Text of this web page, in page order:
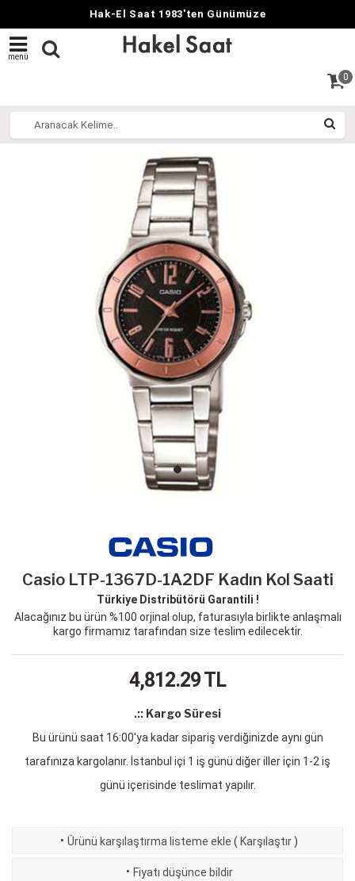
Hak-El Saat 1983'ten Günümüze
menü
0
Casio LTP-1367D-1A2DF Kadın Kol Saati
Türkiye Distribütörü Garantili !
Alacağınız bu ürün %100 orjinal olup, faturasıyla birlikte anlaşmalı
kargo firmamız tarafından size teslim edilecektir.
4,812.29TL
.:: Kargo Süresi
Bu ürünü saat 16:00'ya kadar sipariş verdiğinizde aynı gün
tarafınıza kargolanır. İstanbul içi 1 iş günü diğer iller için 1-2 iş
günü içerisinde teslimat yapılır.
· Ürünü karşılaştırma listeme ekle (Karşılaştır)
· Fiyatı düşünce bildir